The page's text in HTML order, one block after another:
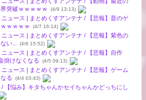
突破ｗｗｗｗｗ
(4/9 13:13)
ニュース | まとめくすアンテナ / 【悲報】昔のゲ
ｗｗｗｗ
(4/7 16:14)
ニュース | まとめくすアンテナ / 【悲報】紫色の
い... (4/6 15:52)
ニュース | まとめくすアンテナ / 【悲報】自作
掛けなくなる
(4/5 09:13)
ニュース | まとめくすアンテナ / 【悲報】ゲーム
る
(4/4 03:43)
/ 【悩み】キタちゃんかセイちゃんかどっちにし